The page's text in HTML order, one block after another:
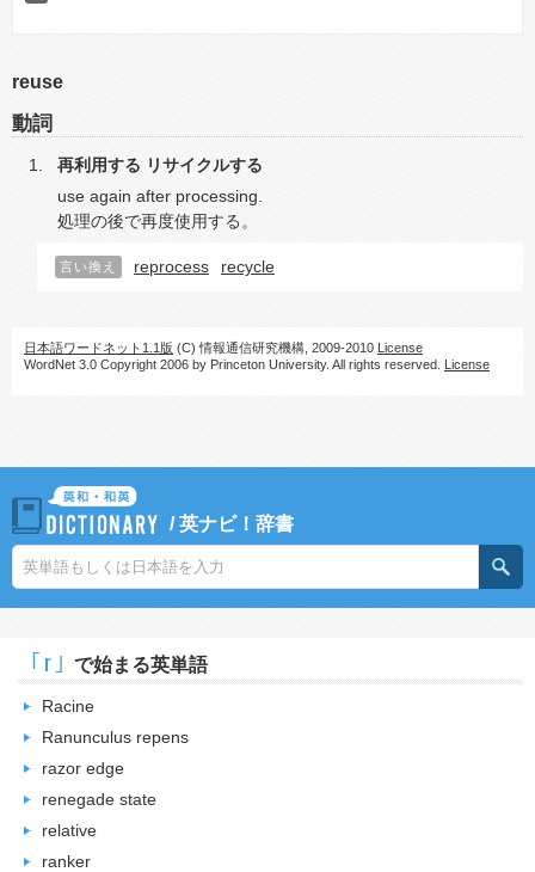
reuse
動詞
再利用する リサイクルする
use again after processing.
処理の後で再度使用する。
言い換え reprocess recycle
日本語ワードネット1.1版 (C) 情報通信研究機構, 2009-2010 License
WordNet 3.0 Copyright 2006 by Princeton University. All rights reserved. License
/英ナビ！辞書
｢r｣ で始まる英単語
Racine
Ranunculus repens
razor edge
renegade state
relative
ranker